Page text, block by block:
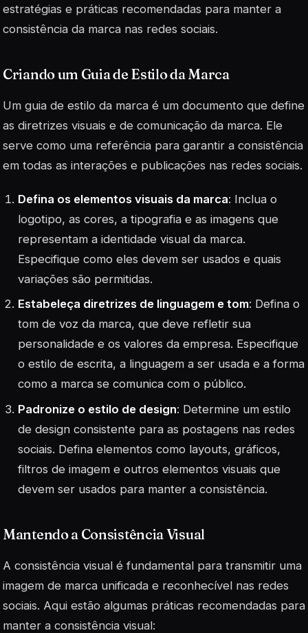
estratégias e práticas recomendadas para manter a
consistência da marca nas redes sociais.
Criando um Guia de Estilo da Marca
Um guia de estilo da marca é um documento que define
as diretrizes visuais e de comunicação da marca. Ele
serve como uma referência para garantir a consistência
em todas as interações e publicações nas redes sociais.
Defina os elementos visuais da marca: Inclua o
logotipo, as cores, a tipografia e as imagens que
representam a identidade visual da marca.
Especifique como eles devem ser usados e quais
variações são permitidas.
Estabeleça diretrizes de linguagem e tom: Defina o
tom de voz da marca, que deve refletir sua
personalidade e os valores da empresa. Especifique
o estilo de escrita, a linguagem a ser usada e a forma
como a marca se comunica com o público.
Padronize o estilo de design: Determine um estilo
de design consistente para as postagens nas redes
sociais. Defina elementos como layouts, gráficos,
filtros de imagem e outros elementos visuais que
devem ser usados para manter a consistência.
Mantendo a Consistência Visual
A consistência visual é fundamental para transmitir uma
imagem de marca unificada e reconhecível nas redes
sociais. Aqui estão algumas práticas recomendadas para
manter a consistência visual: